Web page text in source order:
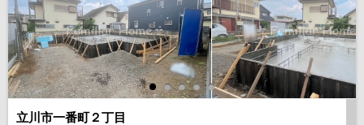
立川市一番町２丁目